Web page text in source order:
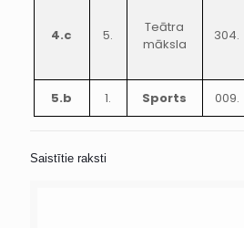
4.c 5.
Teātra
māksla
304.
5.b 1. Sports 009.
Saistītie raksti